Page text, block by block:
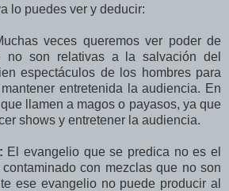
lo puedes ver y deducir:
veces queremos ver poder de
no son relativas a la salvación del
espectáculos de los hombres para
entretenida la audiencia. En
llamen a magos o payasos, ya que
shows y entretener la audiencia.
El evangelio que se predica no es el
con mezclas que no son
ese evangelio no puede producir al